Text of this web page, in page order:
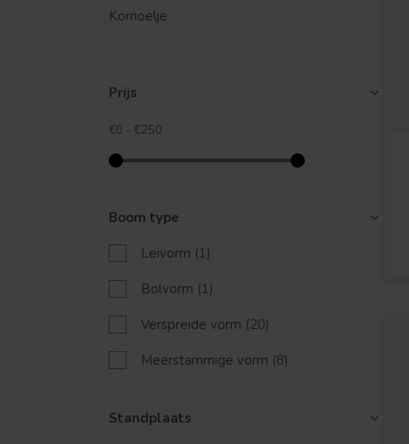
Kornoelje
Prijs
€0 - €250
Boom type
Leivorm (1)
Bolvorm (1)
Verspreide vorm (20)
Meerstammige vorm (8)
Standplaats